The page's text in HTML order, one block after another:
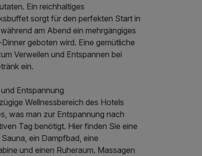
Ein reichhaltiges
sorgt für den perfekten Start in
am Abend ein mehrgängiges
geboten wird. Eine gemütliche
Verweilen und Entspannen bei
ein.
Entspannung
Wellnessbereich des Hotels
was man zur Entspannung nach
Tag benötigt. Hier finden Sie eine
ein Dampfbad, eine
und einen Ruheraum. Massagen